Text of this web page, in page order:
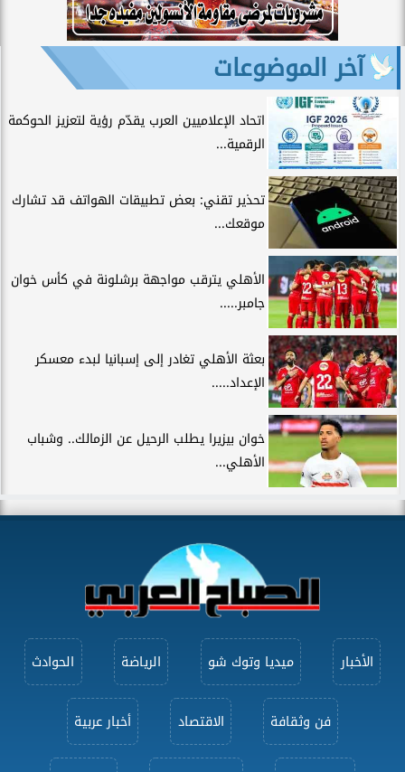
آخر الموضوعات
اتحاد الإعلاميين العرب يقدّم رؤية لتعزيز الحوكمة
الرقمية...
تحذير تقني: بعض تطبيقات الهواتف قد تشارك
موقعك...
الأهلي يترقب مواجهة برشلونة في كأس خوان
جامبر.....
بعثة الأهلي تغادر إلى إسبانيا لبدء معسكر
الإعداد.....
خوان بيزيرا يطلب الرحيل عن الزمالك.. وشباب
الأهلي...
الأخبار ميديا وتوك شو الرياضة الحوادث
فن وثقافة الاقتصاد أخبار عربية